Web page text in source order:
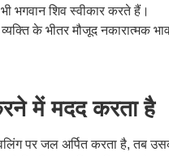
भगवान शिव स्वीकार करते हैं।
के भीतर मौजूद नकारात्मक
में मदद करता है
पर जल अर्पित करता है, तब